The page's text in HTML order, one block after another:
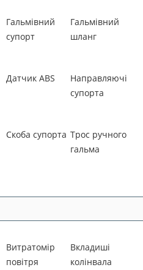
Гальмівний
супорт
Гальмівний
шланг
Датчик ABS
Направляючі
супорта
Скоба супорта Трос ручного
гальма
Витратомір
повітря
Вкладиші
колінвала